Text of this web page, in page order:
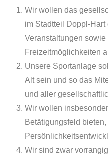
Wir wollen das
im Stadtteil Doppl-
Veranstaltungen sowie
Freizeitmöglichkeiten
Unsere Sportanlage
Alt sein und so das
und aller
Wir wollen
Betätigungsfeld
Wir sind zwar